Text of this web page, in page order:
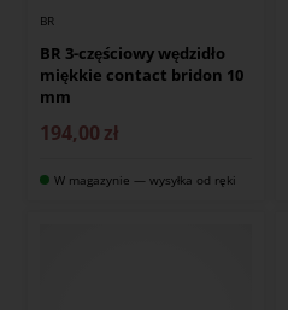
BR
BR 3-częściowy wędzidło
miękkie contact bridon 10
mm
194,00 zł
W magazynie — wysyłka od ręki